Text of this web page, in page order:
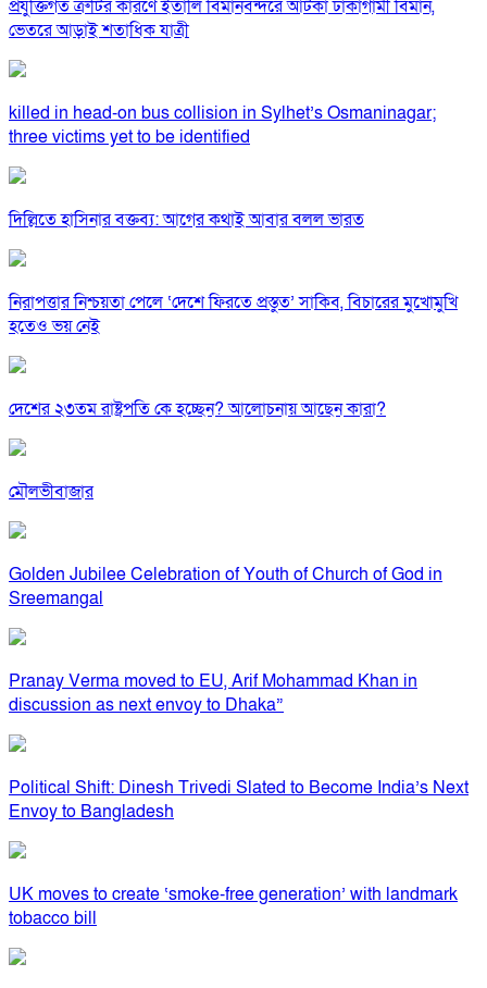
প্রযুক্তিগত ত্রুটির কারণে ইতালি বিমানবন্দরে আটকা ঢাকাগামী বিমান,
ভেতরে আড়াই শতাধিক যাত্রী
killed in head-on bus collision in Sylhet’s Osmaninagar;
three victims yet to be identified
দিল্লিতে হাসিনার বক্তব্য: আগের কথাই আবার বলল ভারত
নিরাপত্তার নিশ্চয়তা পেলে ‘দেশে ফিরতে প্রস্তুত’ সাকিব, বিচারের মুখোমুখি
হতেও ভয় নেই
দেশের ২৩তম রাষ্ট্রপতি কে হচ্ছেন? আলোচনায় আছেন কারা?
মৌলভীবাজার
Golden Jubilee Celebration of Youth of Church of God in
Sreemangal
Pranay Verma moved to EU, Arif Mohammad Khan in
discussion as next envoy to Dhaka”
Political Shift: Dinesh Trivedi Slated to Become India’s Next
Envoy to Bangladesh
UK moves to create ‘smoke-free generation’ with landmark
tobacco bill